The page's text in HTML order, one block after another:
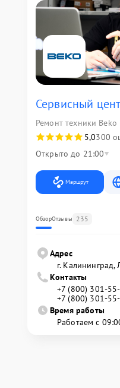
Сервисный
Ремонт техники Beko
5,0300
Открыто до 21:00
Маршрут
ОбзорОтзывы 235
Адрес
г.
Контакты
+7 (800) 301-
+7 (800) 301-
Время работы
Работаем с